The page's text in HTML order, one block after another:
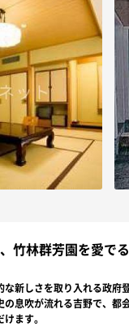
竹林群芳園を愛で
な新しさを取り入れる政府
の息吹が流れる吉野で、都
ます。